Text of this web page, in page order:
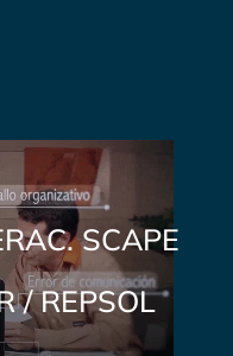
SCAPE
/ REPSOL